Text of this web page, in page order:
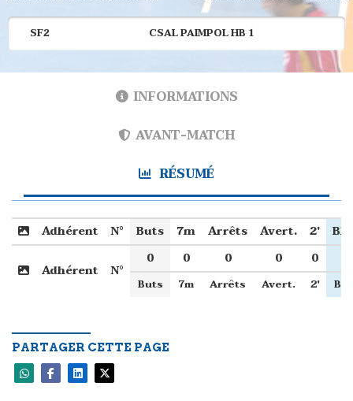
SF2 CSAL PAIMPOL HB 1
INFORMATIONS
AVANT-MATCH
RÉSUMÉ
Adhérent N° Buts 7m Arrêts Avert. 2'
Adhérent N°
0 0 0 0 0
Buts 7m Arrêts Avert. 2'
PARTAGER CETTE PAGE